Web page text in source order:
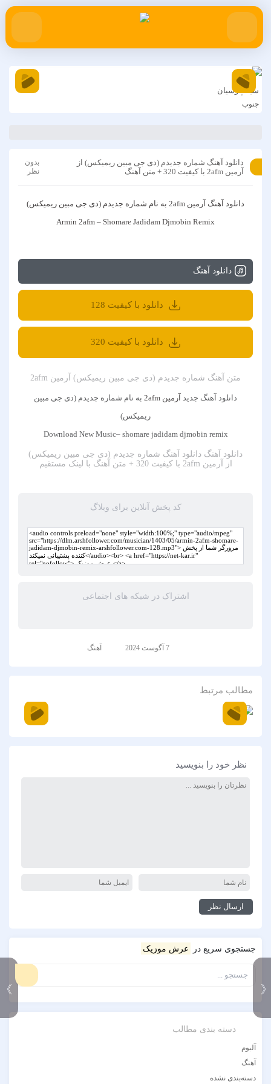
سینا پارسیان
جنوب
دانلود آهنگ شماره جدیدم (دی جی مبین ریمیکس) از
آرمین 2afm با کیفیت 320 + متن آهنگ
بدون
نظر
دانلود آهنگ آرمین 2afm به نام شماره جدیدم (دی جی مبین ریمیکس)
Armin 2afm – Shomare Jadidam Djmobin Remix
دانلود آهنگ
دانلود با کیفیت 128
دانلود با کیفیت 320
متن آهنگ شماره جدیدم (دی جی مبین ریمیکس) آرمین 2afm
دانلود آهنگ جدید آرمین 2afm
به نام شماره جدیدم (دی جی مبین
ریمیکس)
Download New Music– shomare jadidam djmobin remix
دانلود آهنگ دانلود آهنگ شماره جدیدم (دی جی مبین ریمیکس)
از آرمین 2afm با کیفیت 320 + متن آهنگ
با لینک مستقیم
کد پخش آنلاین برای وبلاگ
اشتراک در شبکه های اجتماعی
7 آگوست 2024 آهنگ
مطالب مرتبط
نظر خود را بنویسید
جستجوی سریع در عرش موزیک
دسته بندی مطالب
آلبوم
آهنگ
دسته‌بندی نشده
》